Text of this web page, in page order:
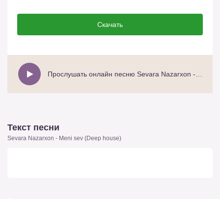
Скачать
Текст песни
Sevara Nazarxon - Meni sev (Deep house)